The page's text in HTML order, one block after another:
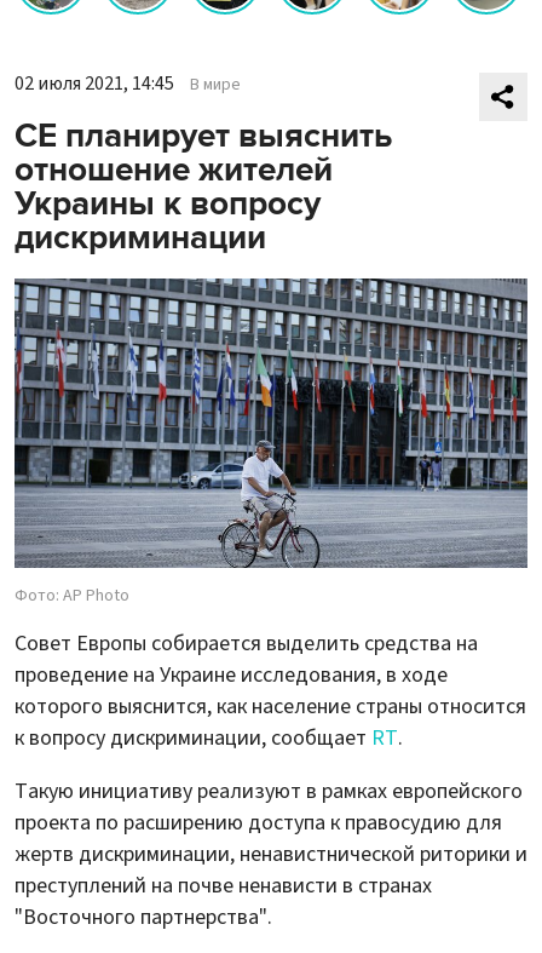
02 июля 2021, 14:45 В мире
СЕ планирует выяснить
отношение жителей
Украины к вопросу
дискриминации
Фото: AP Photo
Совет Европы собирается выделить средства на
проведение на Украине исследования, в ходе
которого выяснится, как население страны относится
к вопросу дискриминации, сообщает RT.
Такую инициативу реализуют в рамках европейского
проекта по расширению доступа к правосудию для
жертв дискриминации, ненавистнической риторики и
преступлений на почве ненависти в странах
"Восточного партнерства".